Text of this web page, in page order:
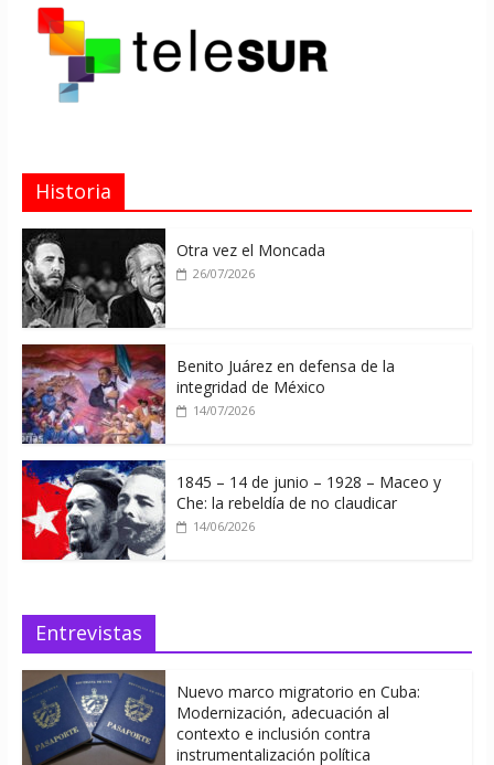
Historia
Otra vez el Moncada
26/07/2026
Benito Juárez en defensa de la
integridad de México
14/07/2026
1845 – 14 de junio – 1928 – Maceo y
Che: la rebeldía de no claudicar
14/06/2026
Entrevistas
Nuevo marco migratorio en Cuba:
Modernización, adecuación al
contexto e inclusión contra
instrumentalización política